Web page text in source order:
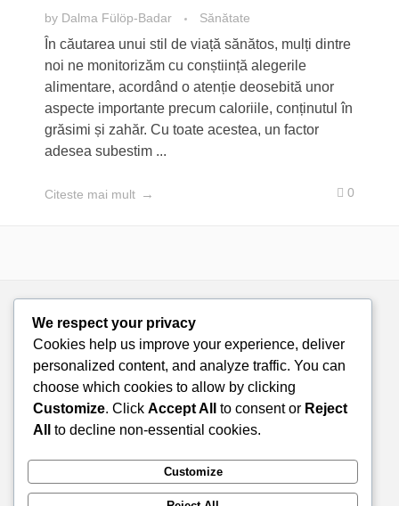
by Dalma Fülöp-Badar Sănătate
În căutarea unui stil de viață sănătos, mulți dintre
noi ne monitorizăm cu conștiință alegerile
alimentare, acordând o atenție deosebită unor
aspecte importante precum caloriile, conținutul în
grăsimi și zahăr. Cu toate acestea, un factor
adesea subestim ...
Citeste mai mult 0
We respect your privacy
Cookies help us improve your experience, deliver
personalized content, and analyze traffic. You can
choose which cookies to allow by clicking
Customize. Click Accept All to consent or Reject
All
to decline non-essential cookies.
Customize